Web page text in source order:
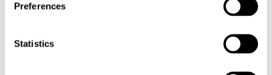
Preferences
Statistics